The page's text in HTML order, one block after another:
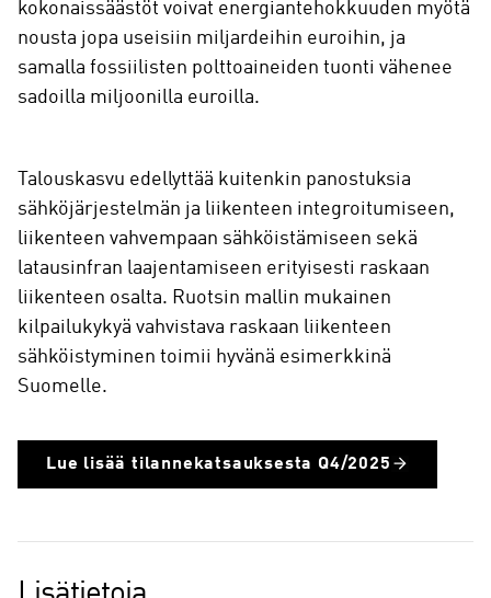
kokonaissäästöt voivat energiantehokkuuden myötä
nousta jopa useisiin miljardeihin euroihin, ja
samalla fossiilisten polttoaineiden tuonti vähenee
sadoilla miljoonilla euroilla.
Talouskasvu edellyttää kuitenkin panostuksia
sähköjärjestelmän ja liikenteen integroitumiseen,
liikenteen vahvempaan sähköistämiseen sekä
latausinfran laajentamiseen erityisesti raskaan
liikenteen osalta. Ruotsin mallin mukainen
kilpailukykyä vahvistava raskaan liikenteen
sähköistyminen toimii hyvänä esimerkkinä
Suomelle.
Lue lisää tilannekatsauksesta Q4/2025